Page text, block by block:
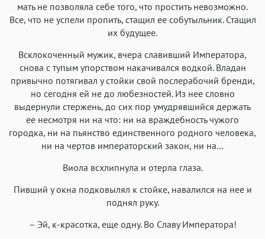
мать не позволяла себе того, что простить невозможно.
Все, что не успели пропить, стащил ее собутыльник. Стащил
их будущее.
Всклокоченный мужик, вчера славивший Императора,
снова с тупым упорством накачивался водкой. Владан
привычно потягивал у стойки свой послерабочий бренди,
но сегодня ей не до любезностей. Из нее словно
выдернули стержень, до сих пор умудрявшийся держать
ее несмотря ни на что: ни на враждебность чужого
городка, ни на пьянство единственного родного человека,
ни на чертов императорский закон, ни на…
Виола всхлипнула и отерла глаза.
Пивший у окна подковылял к стойке, навалился на нее и
поднял руку.
– Эй, к-красотка, еще одну. Во Славу Императора!